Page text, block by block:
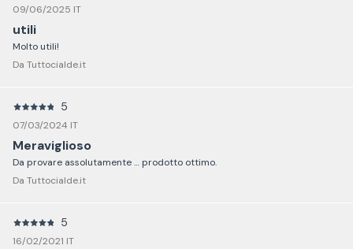
09/06/2025 IT
utili
Molto utili!
Da Tuttocialde.it
5
07/03/2024 IT
Meraviglioso
Da provare assolutamente … prodotto ottimo.
Da Tuttocialde.it
5
16/02/2021 IT